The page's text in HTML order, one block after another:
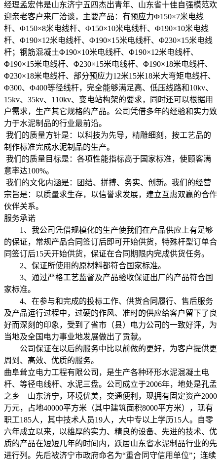
经理孟宏伟是山东济宁五四杰出青年、山东省十佳自强模范欢
迎亲老客户来厂洽谈，主要产品：有预应力Φ150×7米电线
杆、Φ150×8米电线杆、Φ150×10米电线杆、Φ190×10米电线
杆、Φ190×12米电线杆、Φ190×15米电线杆、Φ230×15米电线
杆；钢筋混凝土Φ190×10米电线杆、Φ190×12米电线杆、
Φ190×15米电线杆、Φ230×15米电线杆、Φ190×18米电线杆、
Φ230×18米电线杆、部分预应力12米15米18米大弯矩电线杆、
Φ300、Φ400等径线杆，完全能够满足高、低压线路和10kv、
15kv、35kv、110kv、变电站构架的要求，同时还可以根据用
户需求，生产其它规格的产品。公司凭借多年的经验和实力致
力于水泥制品的行业最前沿。
我们的质量方针是：以科技为先导，精雕细刻，按工艺品的
制作标准完成水泥制品的生产。
我们的质量目标是：各项性能指标高于国家标准，使顾客满
意率达100%。
我们的文化内涵是：团结、拼搏、务实、创新。我们的经营
宗旨是：以质量求生存，以信誉求发展，建立互惠双赢的合作
伙伴关系。
服务承诺
1、我公司凭借规模化的生产使我们在产品供应上有足够
的保证，常规产品合同签订后即可开始供货，特殊杆型订单合
同签订后15天开始供货，保证在合同期限内完成供货任务。
2、保证所使用的原材料都符合国家标准。
3、通过严格工艺监督及产品验收保证出厂的产品符合国
家标准。
4、在参与和完成的投标工作、供货合同履行、售后服务
及产品运行过程中，过硬的作风、准时的供应给客户留下了良
好而深刻的印象，受到了省市（县）电力公司的一致好评，为
当地及全国电力事业地发展做出了贡献。
公司保证在以后的服务中比以前做的更好，为客户提供更
周到、高效、优质的服务。
曲阜耸立电力工程有限公司，是生产各种环形水泥混凝土电
杆、等径电线杆、水泥三盘。公司成立于2006年，地处是孔孟
之乡—山东济宁，环境优美，交通便利，现拥有固定资产2000
万元，占地40000平方米（其中建筑面积8000平方米），现有
职工185人，其中技术人员19人，大中专以上学历15人。自零
六年成立以来，以雄厚的实力、精良的设备、先进的技术、优
质的产品在短短几年的时间内，跃居山东省水泥制品行业的先
进行列。先后被济宁市政府命名为“重合同守信用单位”；连续